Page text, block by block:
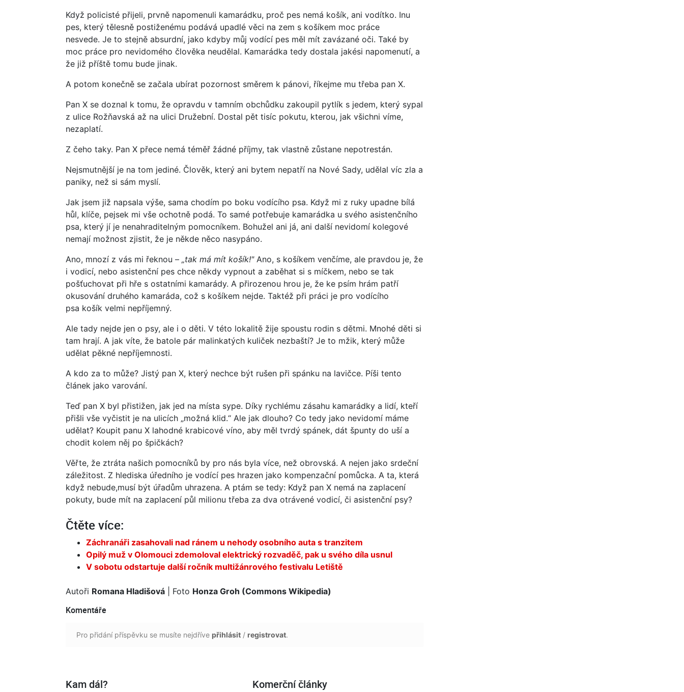
Když policisté přijeli, prvně napomenuli kamarádku, proč pes nemá košík, ani vodítko. Inu
pes, který tělesně postiženému podává upadlé věci na zem s košíkem moc práce
nesvede. Je to stejně absurdní, jako kdyby můj vodící pes měl mít zavázané oči. Také by
moc práce pro nevidomého člověka neudělal. Kamarádka tedy dostala jakési napomenutí, a
že již příště tomu bude jinak.
A potom konečně se začala ubírat pozornost směrem k pánovi, říkejme mu třeba pan X.
Pan X se doznal k tomu, že opravdu v tamním obchůdku zakoupil pytlík s jedem, který sypal
z ulice Rožňavská až na ulici Družební. Dostal pět tisíc pokutu, kterou, jak všichni víme,
nezaplatí.
Z čeho taky. Pan X přece nemá téměř žádné příjmy, tak vlastně zůstane nepotrestán.
Nejsmutnější je na tom jediné. Člověk, který ani bytem nepatří na Nové Sady, udělal víc zla a
paniky, než si sám myslí.
Jak jsem již napsala výše, sama chodím po boku vodícího psa. Když mi z ruky upadne bílá
hůl, klíče, pejsek mi vše ochotně podá. To samé potřebuje kamarádka u svého asistenčního
psa, který jí je nenahraditelným pomocníkem. Bohužel ani já, ani další nevidomí kolegové
nemají možnost zjistit, že je někde něco nasypáno.
Ano, mnozí z vás mi řeknou – „tak má mít košík!"Ano, s košíkem venčíme, ale pravdou je, že
i vodicí, nebo asistenční pes chce někdy vypnout a zaběhat si s míčkem, nebo se tak
pošťuchovat při hře s ostatními kamarády. A přirozenou hrou je, že ke psím hrám patří
okusování druhého kamaráda, což s košíkem nejde. Taktéž při práci je pro vodícího
psa košík velmi nepříjemný.
Ale tady nejde jen o psy, ale i o děti. V této lokalitě žije spoustu rodin s dětmi. Mnohé děti si
tam hrají. A jak víte, že batole pár malinkatých kuliček nezbaští? Je to mžik, který může
udělat pěkné nepříjemnosti.
A kdo za to může? Jistý pan X, který nechce být rušen při spánku na lavičce. Píši tento
článek jako varování.
Teď pan X byl přistižen, jak jed na místa sype. Díky rychlému zásahu kamarádky a lidí, kteří
přišli vše vyčistit je na ulicích „možná klid.“ Ale jak dlouho? Co tedy jako nevidomí máme
udělat? Koupit panu X lahodné krabicové víno, aby měl tvrdý spánek, dát špunty do uší a
chodit kolem něj po špičkách?
Věřte, že ztráta našich pomocníků by pro nás byla více, než obrovská. A nejen jako srdeční
záležitost. Z hlediska úředního je vodící pes hrazen jako kompenzační pomůcka. A ta, která
když nebude,musí být úřadům uhrazena. A ptám se tedy: Když pan X nemá na zaplacení
pokuty, bude mít na zaplacení půl milionu třeba za dva otrávené vodicí, či asistenční psy?
Čtěte více:
Záchranáři zasahovali nad ránem u nehody osobního auta s tranzitem
Opilý muž v Olomouci zdemoloval elektrický rozvaděč, pak u svého díla usnul
V sobotu odstartuje další ročník multižánrového festivalu Letiště
Autoři Romana Hladišová | Foto Honza Groh (Commons Wikipedia)
Komentáře
Pro přidání příspěvku se musíte nejdříve přihlásit / registrovat.
Kam dál? Komerční články